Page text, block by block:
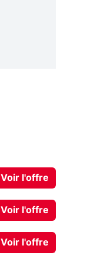
Voir l'offre
Voir l'offre
Voir l'offre